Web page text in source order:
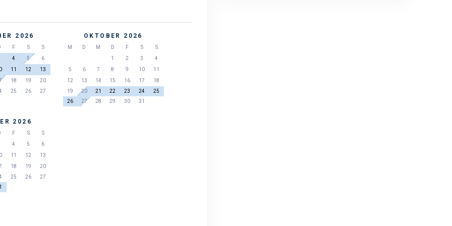
2026
F S
S
4 5
6
11 12
13
18 19
20
25 26
27
OKTOBER 2026
M D M D F S
S
1
2 3
4
5
6 7 8 9 10
11
12
13 14 15 16 17
18
19
20 21 22 23 24
25
26
27 28 29 30 31
2026
F S
S
4 5
6
11 12
13
18 19
20
25 26
27